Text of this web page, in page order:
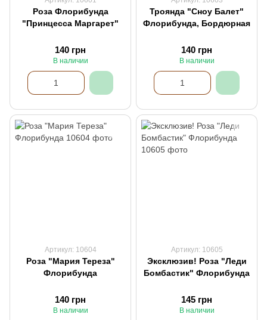
Роза Флорибунда
"Принцесса Маргарет"
140 грн
В наличии
Троянда "Сноу Балет"
Флорибунда, Бордюрная
140 грн
В наличии
Артикул: 10604
Роза "Мария Тереза"
Флорибунда
140 грн
В наличии
Артикул: 10605
Эксклюзив! Роза "Леди
Бомбастик" Флорибунда
145 грн
В наличии